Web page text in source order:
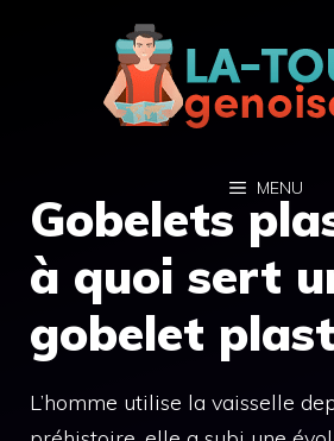
MENU
Gobelets
à quoi sert
gobelet
L’homme utilise la vaisselle